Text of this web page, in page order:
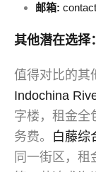
邮箱:
其他潜在选择：
值得对比的其
Indochina
字楼，租金全
务费。 白藤综
同一街区，租